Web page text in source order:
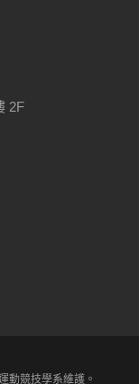
2F
動競技學系維護。